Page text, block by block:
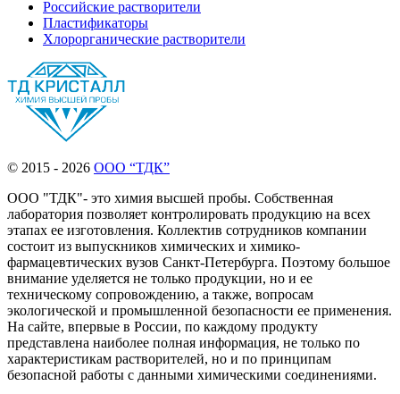
Российские растворители
Пластификаторы
Хлорорганические растворители
© 2015 - 2026 ООО “ТДК”
ООО "ТДК"- это химия высшей пробы. Собственная
лаборатория позволяет контролировать продукцию на всех
этапах ее изготовления. Коллектив сотрудников компании
состоит из выпускников химических и химико-
фармацевтических вузов Санкт-Петербурга. Поэтому большое
внимание уделяется не только продукции, но и ее
техническому сопровождению, а также, вопросам
экологической и промышленной безопасности ее применения.
На сайте, впервые в России, по каждому продукту
представлена наиболее полная информация, не только по
характеристикам растворителей, но и по принципам
безопасной работы с данными химическими соединениями.